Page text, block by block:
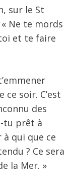
sur le St
Ne te mords
et te faire
soir. C’est
des
tu prêt à
qui que ce
? Ce sera
la Mer. »